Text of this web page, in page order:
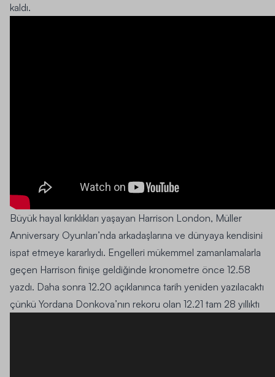
kaldı.
Büyük hayal kırıklıkları yaşayan Harrison London, Müller
Anniversary Oyunları’nda arkadaşlarına ve dünyaya kendisini
ispat etmeye kararlıydı. Engelleri mükemmel zamanlamalarla
geçen Harrison finişe geldiğinde kronometre önce 12.58
yazdı. Daha sonra 12.20 açıklanınca tarih yeniden yazılacaktı
çünkü Yordana Donkova’nın rekoru olan 12.21 tam 28 yıllıktı